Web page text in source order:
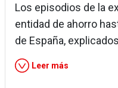
Los episodios de la
entidad de ahorro
de España,
Leer más